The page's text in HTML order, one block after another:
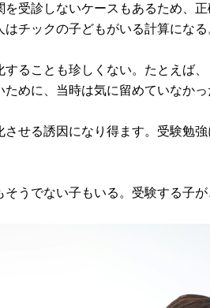
受診しないケースもあるため、
チックの子どもがいる計算にな
ることも珍しくない。たとえば
めに、当時は気に留めていなか
させる誘因になり得ます。受験
うでない子もいる。受験する子